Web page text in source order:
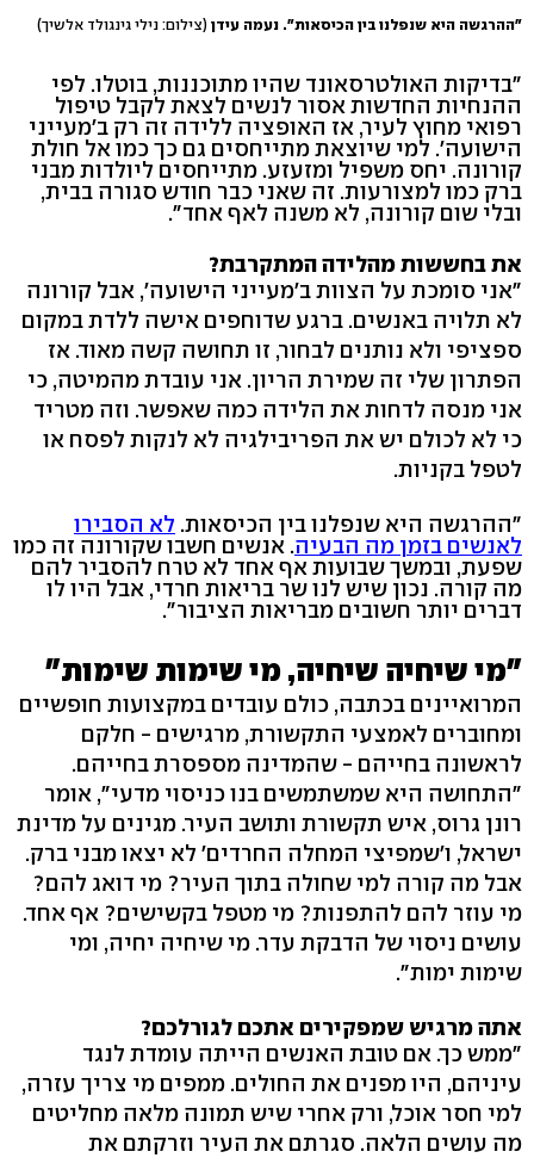
"ההרגשה היא שנפלנו בין הכיסאות". נעמה עידן (צילום: נילי גינגולד אלשיך)
"בדיקות האולטרסאונד שהיו מתוכננות, בוטלו. לפי
ההנחיות החדשות אסור לנשים לצאת לקבל טיפול
רפואי מחוץ לעיר, אז האופציה ללידה זה רק ב'מעייני
הישועה'. למי שיוצאת מתייחסים גם כך כמו אל חולת
קורונה. יחס משפיל ומזעזע. מתייחסים ליולדות מבני
ברק כמו למצורעות. זה שאני כבר חודש סגורה בבית,
ובלי שום קורונה, לא משנה לאף אחד".
את בחששות מהלידה המתקרבת?
"אני סומכת על הצוות ב'מעייני הישועה', אבל קורונה
לא תלויה באנשים. ברגע שדוחפים אישה ללדת במקום
ספציפי ולא נותנים לבחור, זו תחושה קשה מאוד. אז
הפתרון שלי זה שמירת הריון. אני עובדת מהמיטה, כי
אני מנסה לדחות את הלידה כמה שאפשר. וזה מטריד
כי לא לכולם יש את הפריבילגיה לא לנקות לפסח או
לטפל בקניות.
"ההרגשה היא שנפלנו בין הכיסאות. לא הסבירו
לאנשים בזמן מה הבעיה. אנשים חשבו שקורונה זה כמו
שפעת, ובמשך שבועות אף אחד לא טרח להסביר להם
מה קורה. נכון שיש לנו שר בריאות חרדי, אבל היו לו
דברים יותר חשובים מבריאות הציבור".
"מי שיחיה שיחיה, מי שימות שימות"
המרואיינים בכתבה, כולם עובדים במקצועות חופשיים
ומחוברים לאמצעי התקשורת, מרגישים - חלקם
לראשונה בחייהם - שהמדינה מספסרת בחייהם.
"התחושה היא שמשתמשים בנו כניסוי מדעי", אומר
רונן גרוס, איש תקשורת ותושב העיר. מגינים על מדינת
ישראל, ו'שמפיצי המחלה החרדים' לא יצאו מבני ברק.
אבל מה קורה למי שחולה בתוך העיר? מי דואג להם?
מי עוזר להם להתפנות? מי מטפל בקשישים? אף אחד.
עושים ניסוי של הדבקת עדר. מי שיחיה יחיה, ומי
שימות ימות".
אתה מרגיש שמפקירים אתכם לגורלכם?
"ממש כך. אם טובת האנשים הייתה עומדת לנגד
עיניהם, היו מפנים את החולים. ממפים מי צריך עזרה,
למי חסר אוכל, ורק אחרי שיש תמונה מלאה מחליטים
מה עושים הלאה. סגרתם את העיר וזרקתם את